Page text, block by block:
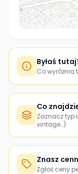
Byłaś
Co wyróżnia
Co
Zaznacz typ
vintage…)
Znasz
Zgłoś ceny